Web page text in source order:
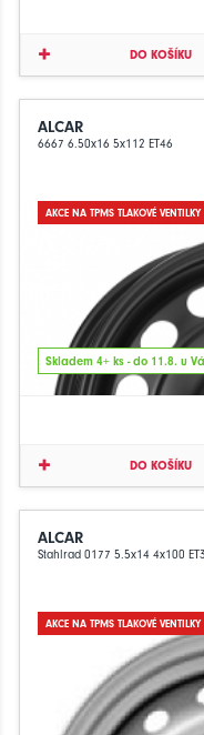
DO KOŠÍKU
ALCAR
6667 6.50x16 5x112 ET46
AKCE NA TPMS TLAKOVÉ VENTILKY
Skladem 4+ ks - do 11.8. u
DO KOŠÍKU
ALCAR
Stahlrad 0177 5.5x14 4x100
AKCE NA TPMS TLAKOVÉ VENTILKY